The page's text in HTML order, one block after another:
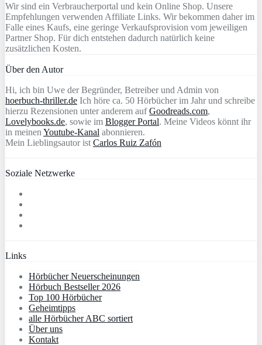
Wir sind ein Verbraucherportal und kein Online Shop. Unsere
Empfehlungen verwenden Affiliate Links. Wir bekommen daher im
Falle eines Kaufs, eine geringe Verkaufsprovision vom jeweiligen
Partner Shop. Für dich entstehen dadurch natürlich keine
zusätzlichen Kosten.
Über den Autor
Hi, ich bin Uwe der Begründer, Betreiber und Admin von
hoerbuch-thriller.de Ich höre ca. 50 Hörbücher im Jahr und schreibe
hierzu Rezensionen unter anderem aufGoodreads.com,
Lovelybooks.de, sowie im Blogger Portal. Meine Videos könnt ihr
in meinen Youtube-Kanal abonnieren.
Mein Lieblingsautor ist Carlos Ruiz Zafón
Soziale Netzwerke
Links
Hörbücher Neuerscheinungen
Hörbuch Bestseller 2026
Top 100 Hörbücher
Geheimtipps
alle Hörbücher ABC sortiert
Über uns
Kontakt